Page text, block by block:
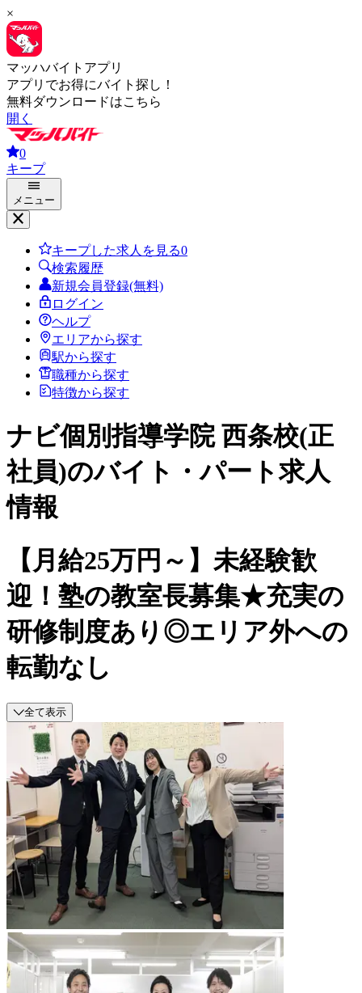
×
マッハバイトアプリ
アプリでお得にバイト探し！
無料ダウンロードはこちら
開く
0
キープ
メニュー
キープした求人を見る0
検索履歴
新規会員登録(無料)
ログイン
ヘルプ
エリアから探す
駅から探す
職種から探す
特徴から探す
ナビ個別指導学院 西条校(正
社員)のバイト・パート求人
情報
【月給25万円～】未経験歓
迎！塾の教室長募集★充実の
研修制度あり◎エリア外への
転勤なし
全て表示